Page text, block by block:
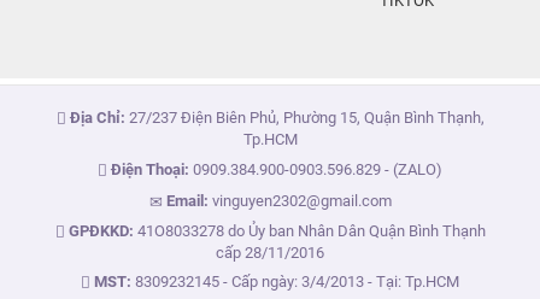
Địa Chỉ: 27/237 Điện Biên Phủ, Phường 15, Quận Bình Thạnh,
Tp.HCM
Điện Thoại: 0909.384.900-0903.596.829 - (ZALO)
Email: vinguyen2302@gmail.com
GPĐKKD: 41O8033278 do Ủy ban Nhân Dân Quận Bình Thạnh
cấp 28/11/2016
MST: 8309232145 - Cấp ngày: 3/4/2013 - Tại: Tp.HCM